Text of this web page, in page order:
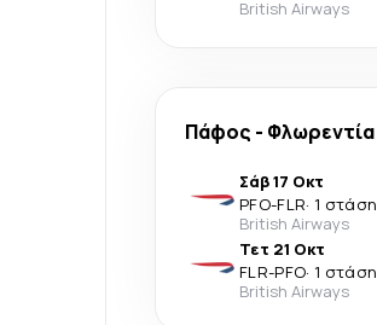
British Airways
Πάφος - Φλωρεντία
Σάβ 17 Οκτ
PFO-FLR· 1 στάση
British Airways
Τετ 21 Οκτ
FLR-PFO· 1 στάση
British Airways